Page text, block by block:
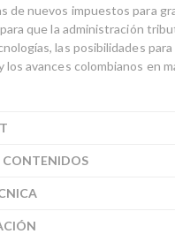
de nuevos impuestos para
que la administración
las posibilidades
los avances colombianos en
CONTENIDOS